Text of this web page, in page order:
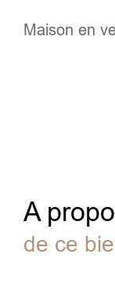
Maison en
a
de ce